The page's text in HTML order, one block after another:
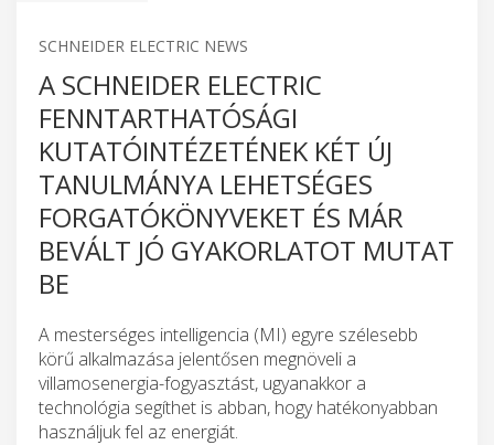
SCHNEIDER ELECTRIC NEWS
A SCHNEIDER ELECTRIC
FENNTARTHATÓSÁGI
KUTATÓINTÉZETÉNEK KÉT ÚJ
TANULMÁNYA LEHETSÉGES
FORGATÓKÖNYVEKET ÉS MÁR
BEVÁLT JÓ GYAKORLATOT MUTAT
BE
A mesterséges intelligencia (MI) egyre szélesebb
körű alkalmazása jelentősen megnöveli a
villamosenergia-fogyasztást, ugyanakkor a
technológia segíthet is abban, hogy hatékonyabban
használjuk fel az energiát.